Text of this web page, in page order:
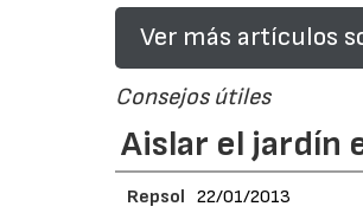
Ver más artículos
Consejos útiles
Aislar el jardín
Repsol 22/01/2013